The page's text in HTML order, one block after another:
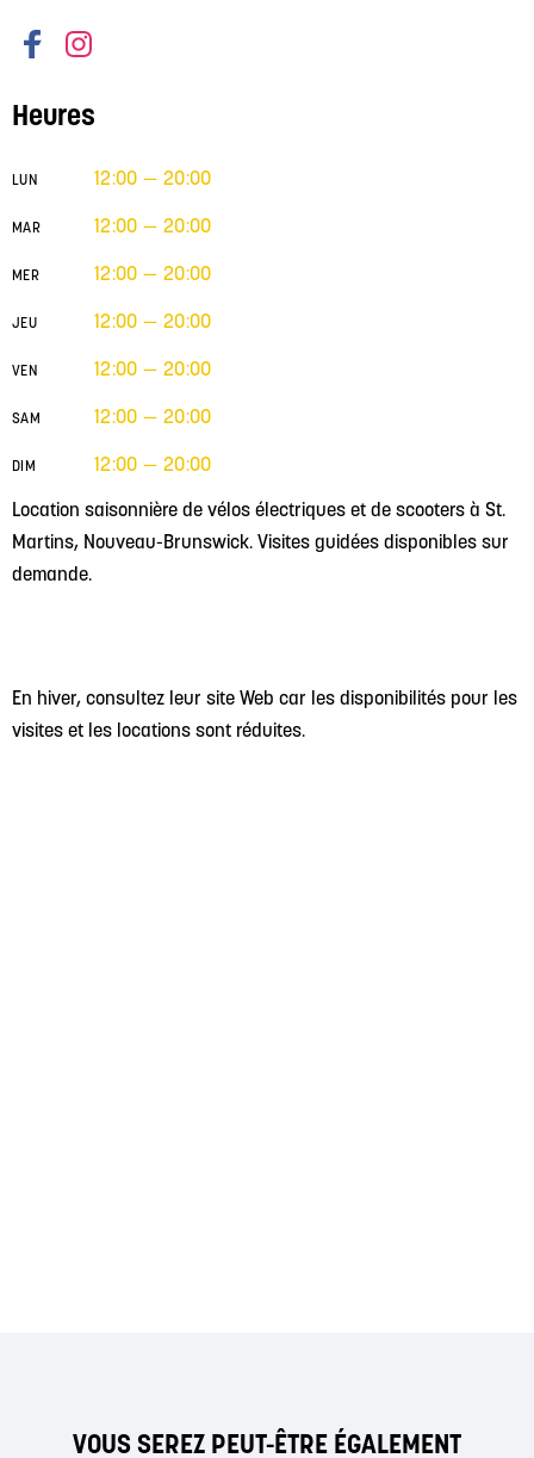
Location saisonnière de vélos électriques et de scooters à St.
Martins, Nouveau-Brunswick. Visites guidées disponibles sur
demande.
En hiver, consultez leur site Web car les disponibilités pour les
visites et les locations sont réduites.
Heures
LUN 12:00 — 20:00
MAR 12:00 — 20:00
MER 12:00 — 20:00
JEU 12:00 — 20:00
VEN 12:00 — 20:00
SAM 12:00 — 20:00
DIM 12:00 — 20:00
VOUS SEREZ PEUT-ÊTRE ÉGALEMENT